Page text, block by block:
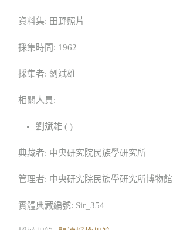
資料集: 田野照片
採集時間: 1962
採集者: 劉斌雄
相關人員:
劉斌雄 ( )
典藏者: 中央研究院民族學研究所
管理者: 中央研究院民族學研究所博物館
實體典藏編號: Sir_354